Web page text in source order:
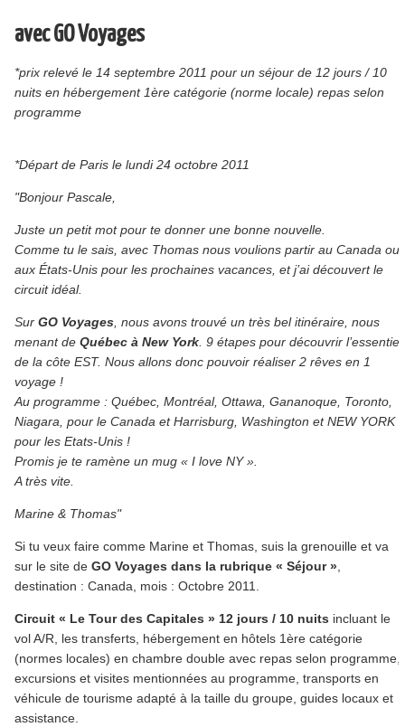
avec GO Voyages
*prix relevé le 14 septembre 2011 pour un séjour de 12 jours / 10
nuits en hébergement 1ère catégorie (norme locale) repas selon
programme
*Départ de Paris le lundi 24 octobre 2011
"Bonjour Pascale,
Juste un petit mot pour te donner une bonne nouvelle.
Comme tu le sais, avec Thomas nous voulions partir au Canada ou
aux États-Unis pour les prochaines vacances, et j’ai découvert le
circuit idéal.
SurGO Voyages , nous avons trouvé un très bel itinéraire, nous
menant deQuébec à New York . 9 étapes pour découvrir l’essentiel
de la côte EST. Nous allons donc pouvoir réaliser 2 rêves en 1
voyage !
Au programme : Québec, Montréal, Ottawa, Gananoque, Toronto,
Niagara, pour le Canada et Harrisburg, Washington et NEW YORK
pour les Etats-Unis !
Promis je te ramène un mug « I love NY ».
A très vite.
Marine & Thomas"
Si tu veux faire comme Marine et Thomas, suis la grenouille et va
sur le site deGO Voyages dans la rubrique « Séjour »
destination : Canada, mois : Octobre 2011.
Circuit « Le Tour des Capitales » 12 jours / 10 nuits incluant le
vol A/R, les transferts, hébergement en hôtels 1ère catégorie
(normes locales) en chambre double avec repas selon programme,
excursions et visites mentionnées au programme, transports en
véhicule de tourisme adapté à la taille du groupe, guides locaux et
assistance.